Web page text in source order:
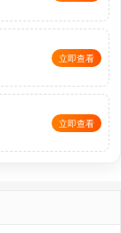
立即查看
立即查看